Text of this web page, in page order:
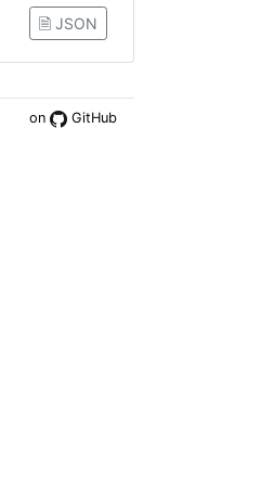
🗎 JSON
on GitHub